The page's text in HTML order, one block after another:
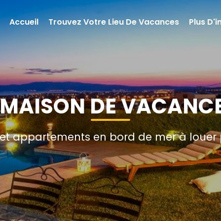
DE
appartements en bord de mer à
Accueil Trouvez Votre Lieu De Vacances Plus